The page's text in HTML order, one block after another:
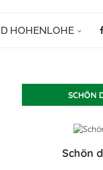
HOHENLOHE
SCHÖN
Schön